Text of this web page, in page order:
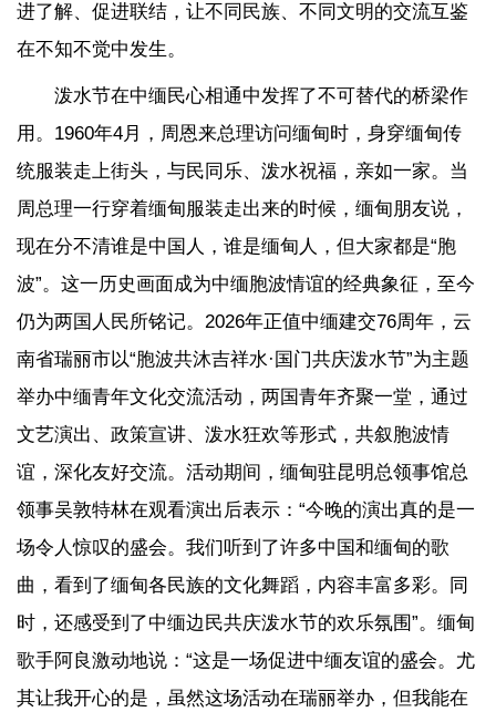
进了解、促进联结，让不同民族、不同文明的交流互鉴
在不知不觉中发生。
泼水节在中缅民心相通中发挥了不可替代的桥梁作
用。1960年4月，周恩来总理访问缅甸时，身穿缅甸传
统服装走上街头，与民同乐、泼水祝福，亲如一家。当
周总理一行穿着缅甸服装走出来的时候，缅甸朋友说，
现在分不清谁是中国人，谁是缅甸人，但大家都是“胞
波”。这一历史画面成为中缅胞波情谊的经典象征，至今
仍为两国人民所铭记。2026年正值中缅建交76周年，云
南省瑞丽市以“胞波共沐吉祥水·国门共庆泼水节”为主题
举办中缅青年文化交流活动，两国青年齐聚一堂，通过
文艺演出、政策宣讲、泼水狂欢等形式，共叙胞波情
谊，深化友好交流。活动期间，缅甸驻昆明总领事馆总
领事吴敦特林在观看演出后表示：“今晚的演出真的是一
场令人惊叹的盛会。我们听到了许多中国和缅甸的歌
曲，看到了缅甸各民族的文化舞蹈，内容丰富多彩。同
时，还感受到了中缅边民共庆泼水节的欢乐氛围”。缅甸
歌手阿良激动地说：“这是一场促进中缅友谊的盛会。尤
其让我开心的是，虽然这场活动在瑞丽举办，但我能在